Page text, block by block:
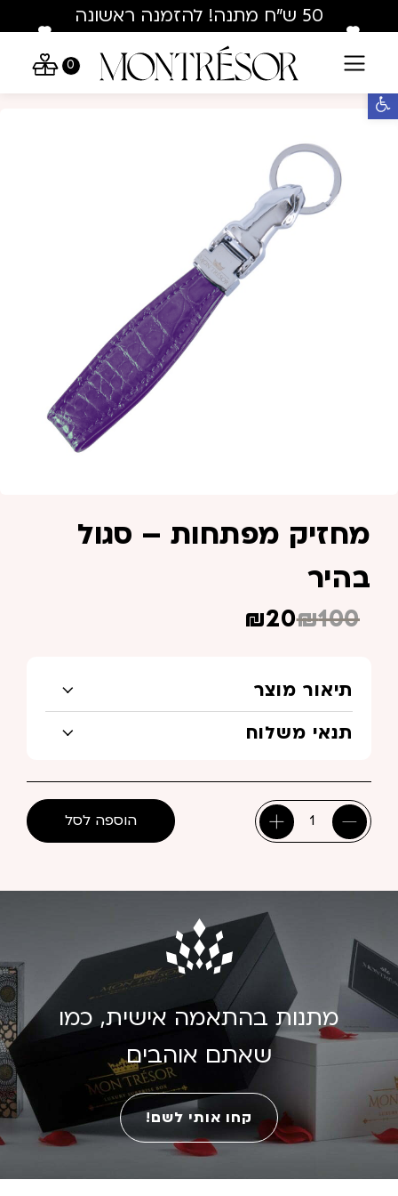
פתח סרגל נגישות
Skip to Content
Contact Us 50 ש"ח מתנה! להזמנה ראשונה
בלבד : hey50
0
מחזיק מפתחות – סגול
בהיר
₪100
המחיר
היה:
₪100.
₪20המחיר
הוא:
₪20.
תיאור מוצר
תנאי משלוח
כמות
מחזיק
-
סגול
בהיר
הוספה לסל
מתנות בהתאמה אישית, כמו
שאתם אוהבים
קחו אותי לשם!